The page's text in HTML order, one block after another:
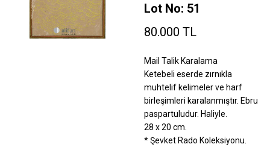
Lot No: 51
80.000 TL
Mail Talik Karalama
Ketebeli eserde zırnıkla
muhtelif kelimeler ve harf
birleşimleri karalanmıştır. Ebru
paspartuludur. Haliyle.
28 x 20 cm.
* Şevket Rado Koleksiyonu.